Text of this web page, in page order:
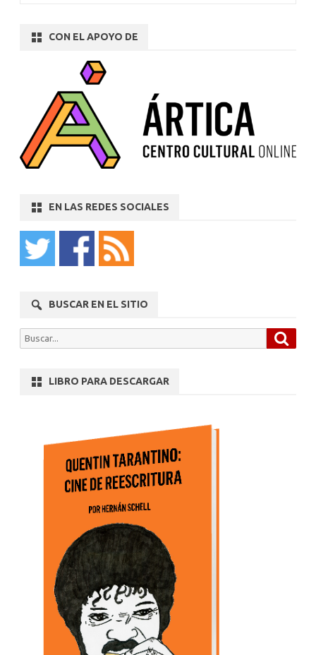
CON EL APOYO DE
EN LAS REDES SOCIALES
BUSCAR EN EL SITIO
Buscar
LIBRO PARA DESCARGAR